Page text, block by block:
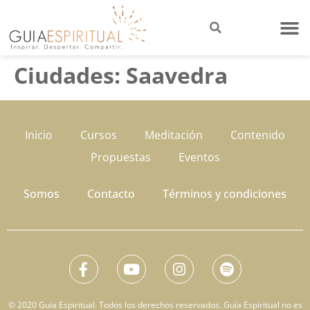
Ciudades: Saavedra
Inicio Cursos Meditación
Contenido
Propuestas
Eventos
Somos Contacto Términos y condiciones
© 2020 Guía Espiritual. Todos los derechos reservados. Guía Espiritual no es